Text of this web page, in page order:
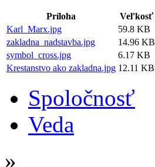
Príloha
Veľkosť
Karl_Marx.jpg
59.8 KB
zakladna_nadstavba.jpg
14.96 KB
symbol_cross.jpg
6.17 KB
Krestanstvo ako zakladna.jpg 12.11 KB
Spoločnosť
Veda
»